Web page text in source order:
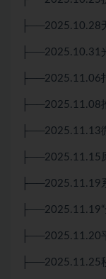
├──2025.10.28
├──2025.10.31
├──2025.11.06
├──2025.11.08
├──2025.11.13
├──2025.11.15
├──2025.11.19
├──2025.11.19“
├──2025.11.20
├──2025.11.25